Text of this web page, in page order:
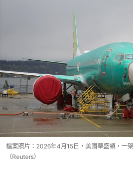
檔案照片：2026年4月15日，美國華盛頓，一
（Reuters）